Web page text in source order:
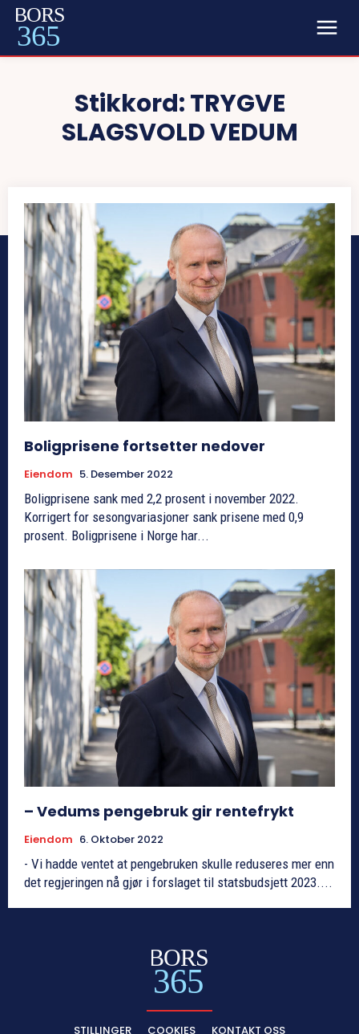
BORS
365
Stikkord:TRYGVE
SLAGSVOLD VEDUM
Boligprisene fortsetter nedover
Eiendom 5. Desember 2022
Boligprisene sank med 2,2 prosent i november 2022.
Korrigert for sesongvariasjoner sank prisene med 0,9
prosent. Boligprisene i Norge har...
– Vedums pengebruk gir rentefrykt
Eiendom 6. Oktober 2022
- Vi hadde ventet at pengebruken skulle reduseres mer enn
det regjeringen nå gjør i forslaget til statsbudsjett 2023....
BORS
365
STILLINGER COOKIES KONTAKT OSS